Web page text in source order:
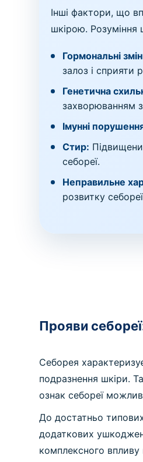
Інші фактори, що
шкірою. Розуміння
Гормональні
залоз і сприяти
Генетична
захворюванням
Імунні
Стир:
себореї.
Неправильне
розвитку
Прояви
Себорея
подразнення шкіри.
ознак себореї
До достатньо
додаткових
комплексного впливу